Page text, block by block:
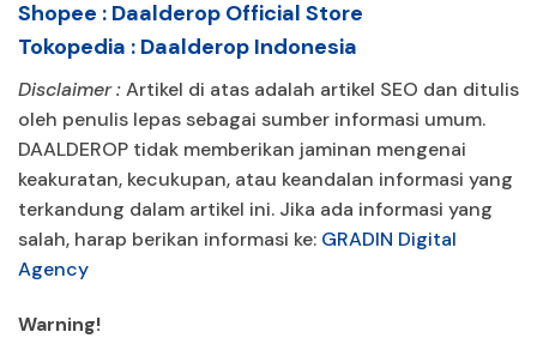
Shopee : Daalderop Official Store
Tokopedia : Daalderop Indonesia
Disclaimer :Artikel di atas adalah artikel SEO dan ditulis
oleh penulis lepas sebagai sumber informasi umum.
DAALDEROP tidak memberikan jaminan mengenai
keakuratan, kecukupan, atau keandalan informasi yang
terkandung dalam artikel ini. Jika ada informasi yang
salah, harap berikan informasi ke: GRADIN Digital
Agency
Warning!